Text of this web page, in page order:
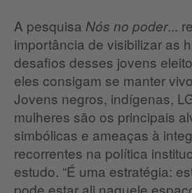
A pesquisa Nós no poder...
importância de visibilizar as
desafios desses jovens
eles consigam se manter
Jovens negros, indígenas,
mulheres são os principais
simbólicas e ameaças à
recorrentes na política
estudo. “É uma estratégia: